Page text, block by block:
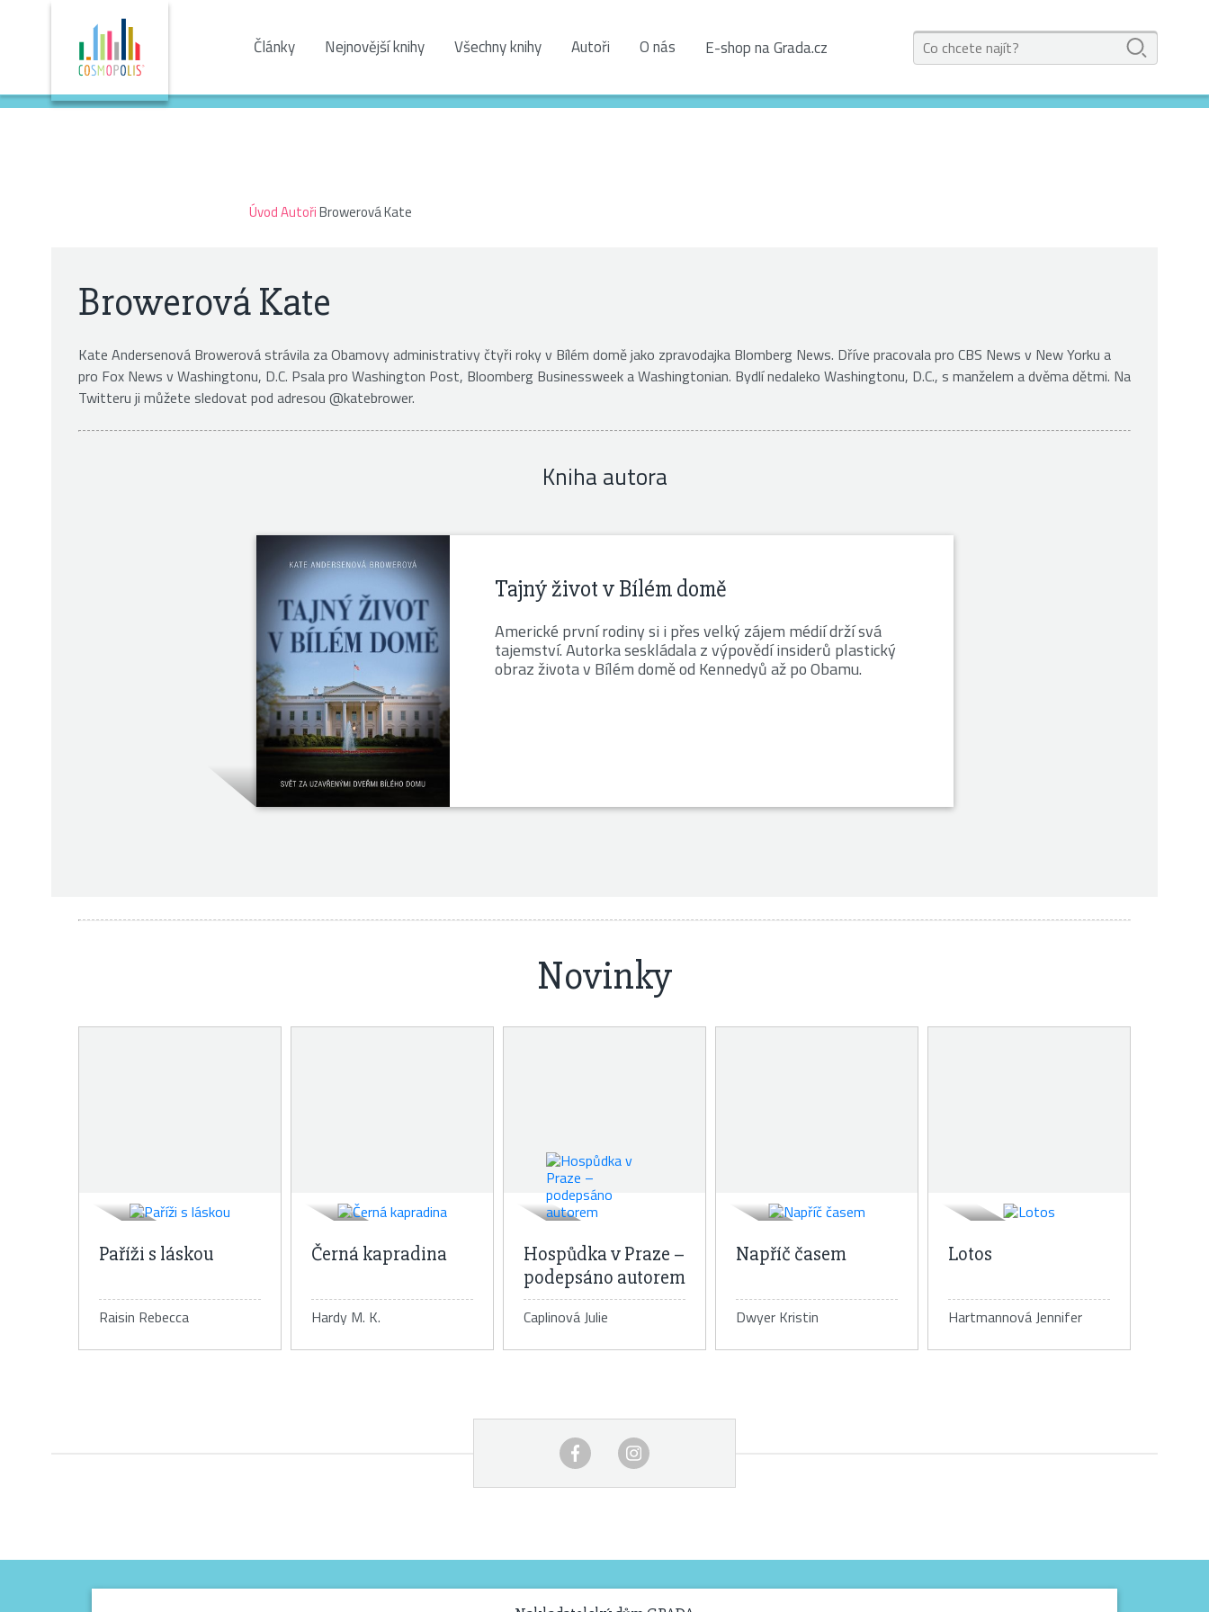
Články Nejnovější knihy Všechny knihy Autoři O nás E-shop na Grada.cz
ÚvodAutořiBrowerová Kate
Browerová Kate
Kate Andersenová Browerová strávila za Obamovy administrativy čtyři roky v Bílém domě jako zpravodajka Blomberg News. Dříve pracovala pro CBS News v New Yorku a
pro Fox News v Washingtonu, D.C. Psala pro Washington Post, Bloomberg Businessweek a Washingtonian. Bydlí nedaleko Washingtonu, D.C., s manželem a dvěma dětmi. Na
Twitteru ji můžete sledovat pod adresou @katebrower.
Kniha autora
Tajný život v Bílém domě
Americké první rodiny si i přes velký zájem médií drží svá
tajemství. Autorka seskládala z výpovědí insiderů plastický
obraz života v Bílém domě od Kennedyů až po Obamu.
Novinky
Paříži s láskou
Raisin Rebecca
Detail knihy
Černá kapradina
Hardy M. K.Detail knihy
Hospůdka v Praze –
podepsáno autorem
Caplinová JulieDetail knihy
Napříč časem
Dwyer KristinDetail knihy
Lotos
Hartmannová Jennifer
Detail knihy